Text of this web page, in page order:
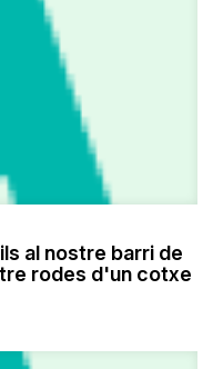
al nostre barri de
rodes d'un cotxe